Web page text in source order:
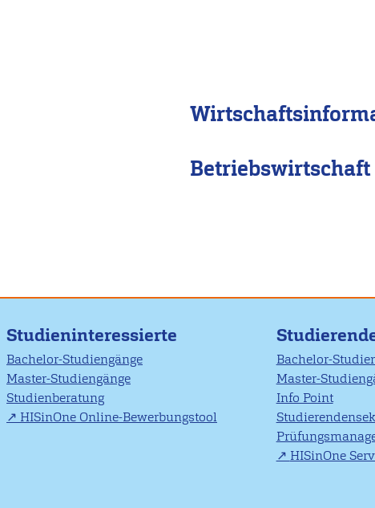
Betriebswirtschaft
Studieninteressierte
Bachelor-Studiengänge
Master-Studiengänge
Studienberatung
HISinOne Online-Bewerbungstool
Bachelor-
Master-
Info Point
HISinOne